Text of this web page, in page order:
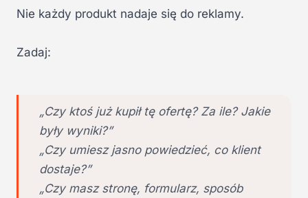
Nie każdy produkt nadaje się do reklamy.
Zadaj:
„Czy ktoś już kupił tę ofertę? Za ile? Jakie
były wyniki?”
„Czy umiesz jasno powiedzieć, co klient
dostaje?”
„Czy masz stronę, formularz, sposób